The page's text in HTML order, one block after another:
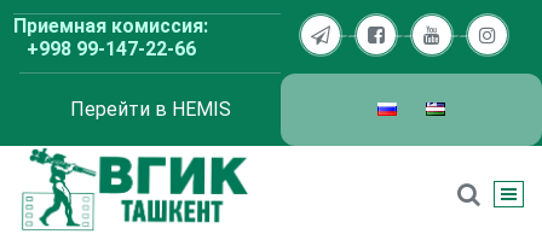
Перейти
содержимому
Приемная комиссия:
+998 99-147-22-66
Перейти в HEMIS